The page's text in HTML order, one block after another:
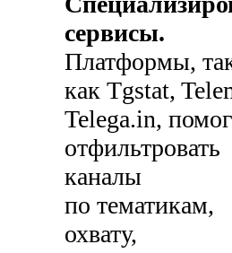
сервисы.
Платформы,
как Tgstat,
Telega.in,
отфильтровать
каналы
по тематикам,
охвату,